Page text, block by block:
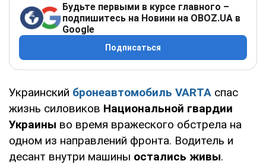
Будьте первыми в курсе главного –
подпишитесь на Новини на OBOZ.UA в
Google
Подписаться
Украинский бронеавтомобиль VARTA спас
жизнь силовиков Национальной гвардии
Украины во время вражеского обстрела на
одном из направлений фронта. Водитель и
десант внутри машины остались живы.